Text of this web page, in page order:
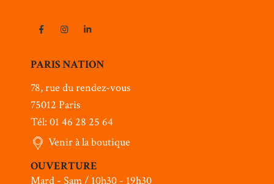
PARIS NATION
78, rue du rendez-vous
75012 Paris
Tél: 01 46 28 25 64
Venir à la boutique
OUVERTURE
Mard - Sam / 10h30 - 19h30